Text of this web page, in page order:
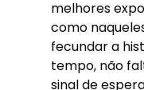
melhores
como
fecundar a
tempo, não
sinal de